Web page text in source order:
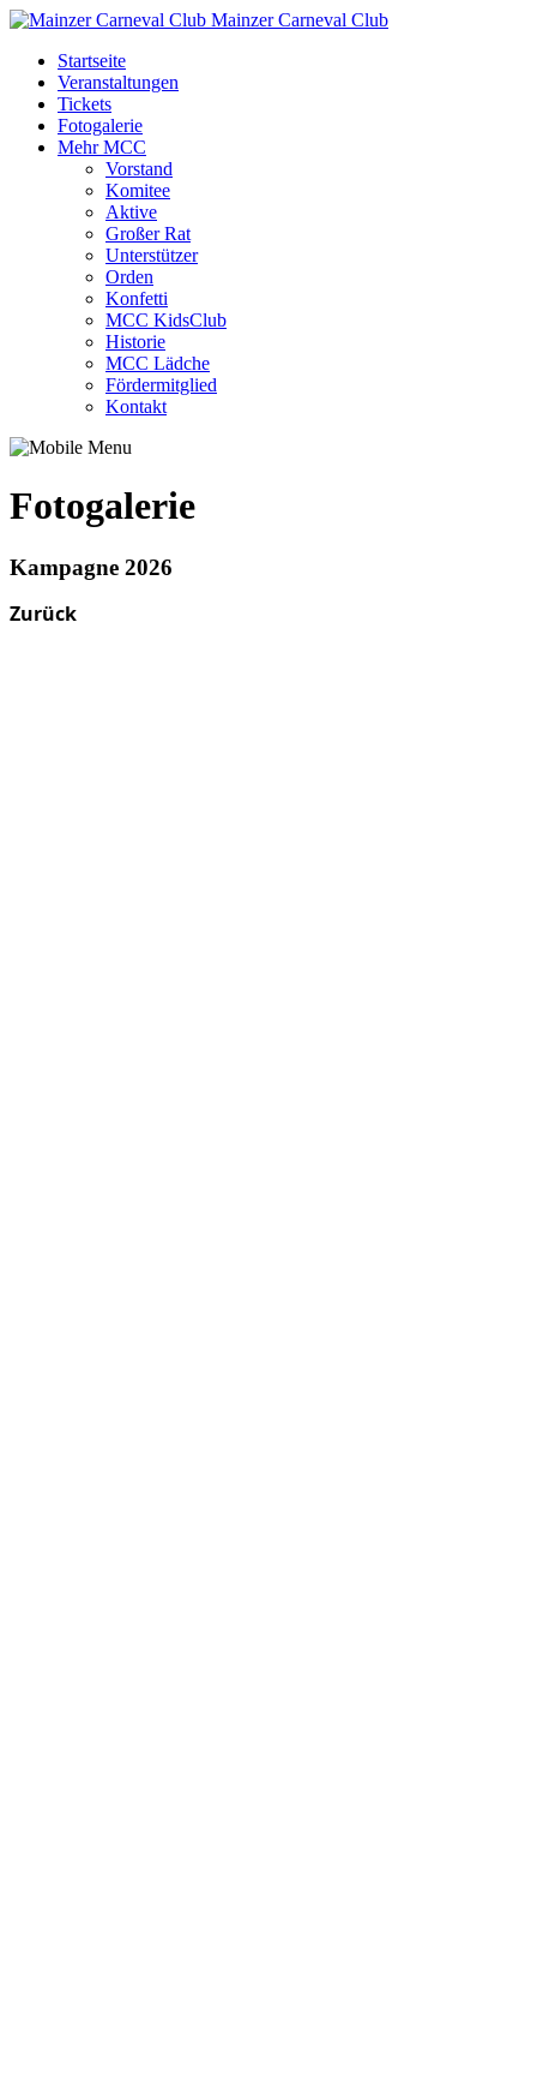
Mainzer Carneval Club
Startseite
Veranstaltungen
Tickets
Fotogalerie
Mehr MCC
Vorstand
Komitee
Aktive
Großer Rat
Unterstützer
Orden
Konfetti
MCC KidsClub
Historie
MCC Lädche
Fördermitglied
Kontakt
Fotogalerie
Kampagne 2026
Zurück